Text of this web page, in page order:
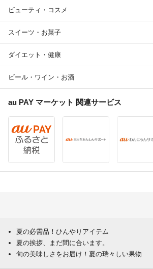
ビューティ・コスメ
スイーツ・お菓子
ダイエット・健康
ビール・ワイン・お酒
au PAY マーケット 関連サービス
夏の必需品！ひんやりアイテム
夏の挨拶、まだ間に合います。
旬の美味しさをお届け！夏の瑞々しい果物